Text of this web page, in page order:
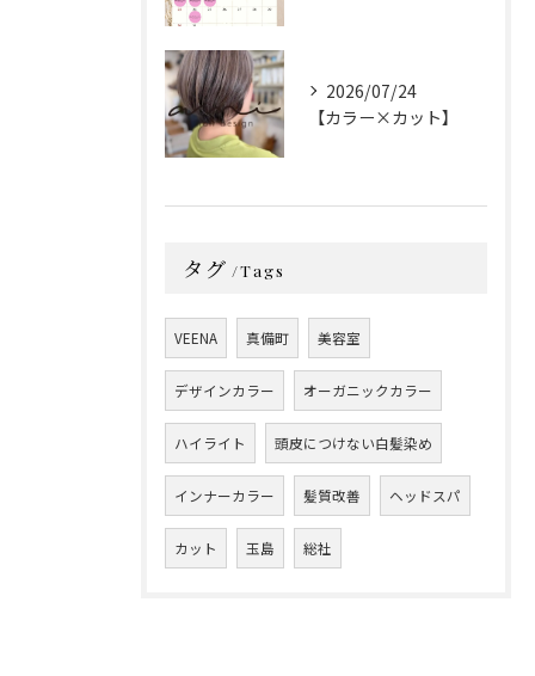
2026/07/24
【カラー×カット】
タグ Tags
VEENA 真備町 美容室
デザインカラー オーガニックカラー
ハイライト 頭皮につけない白髪染め
インナーカラー 髪質改善 ヘッドスパ
カット 玉島 総社